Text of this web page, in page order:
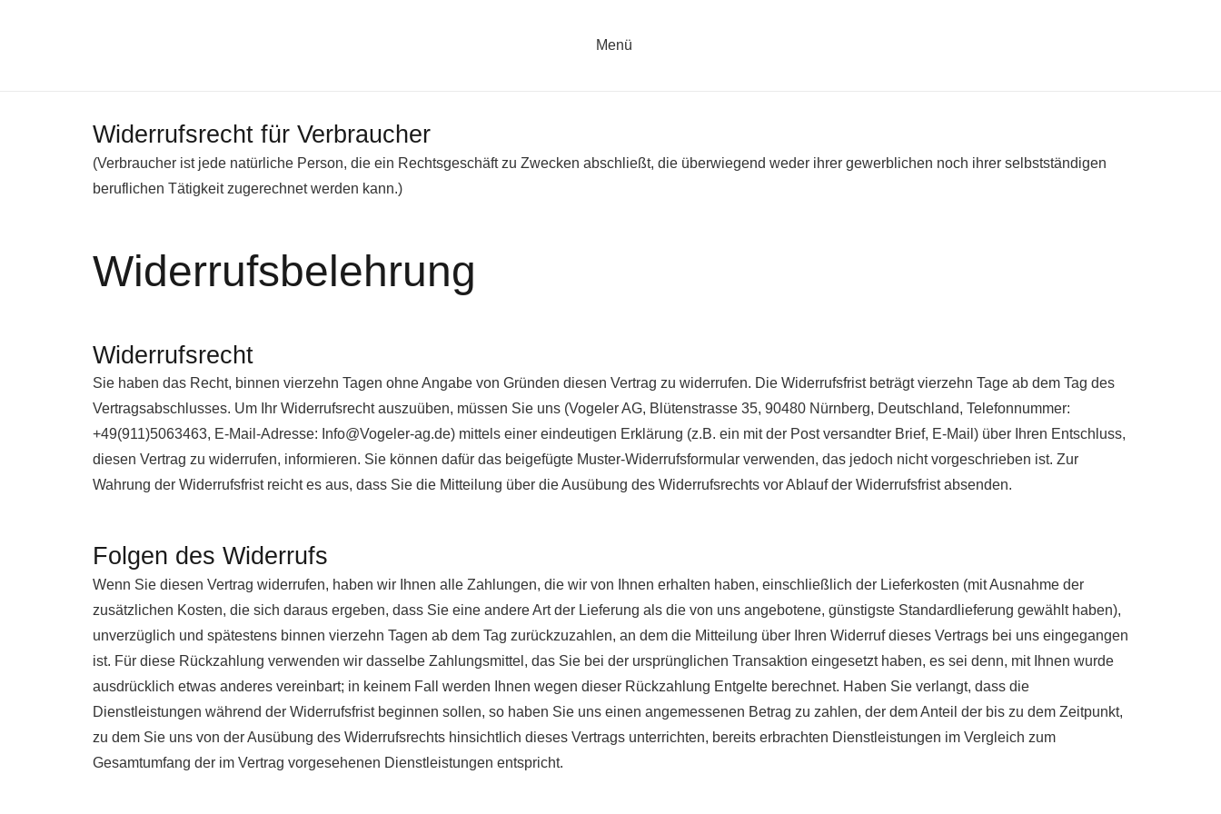
Menü
Widerrufsrecht für Verbraucher
(Verbraucher ist jede natürliche Person, die ein Rechtsgeschäft zu Zwecken abschließt, die überwiegend weder ihrer gewerblichen noch ihrer selbstständigen
beruflichen Tätigkeit zugerechnet werden kann.)
Widerrufsbelehrung
Widerrufsrecht
Sie haben das Recht, binnen vierzehn Tagen ohne Angabe von Gründen diesen Vertrag zu widerrufen. Die Widerrufsfrist beträgt vierzehn Tage ab dem Tag des
Vertragsabschlusses. Um Ihr Widerrufsrecht auszuüben, müssen Sie uns (Vogeler AG, Blütenstrasse 35, 90480 Nürnberg, Deutschland, Telefonnummer:
+49(911)5063463, E-Mail-Adresse: Info@Vogeler-ag.de) mittels einer eindeutigen Erklärung (z.B. ein mit der Post versandter Brief, E-Mail) über Ihren Entschluss,
diesen Vertrag zu widerrufen, informieren. Sie können dafür das beigefügte Muster-Widerrufsformular verwenden, das jedoch nicht vorgeschrieben ist. Zur
Wahrung der Widerrufsfrist reicht es aus, dass Sie die Mitteilung über die Ausübung des Widerrufsrechts vor Ablauf der Widerrufsfrist absenden.
Folgen des Widerrufs
Wenn Sie diesen Vertrag widerrufen, haben wir Ihnen alle Zahlungen, die wir von Ihnen erhalten haben, einschließlich der Lieferkosten (mit Ausnahme der
zusätzlichen Kosten, die sich daraus ergeben, dass Sie eine andere Art der Lieferung als die von uns angebotene, günstigste Standardlieferung gewählt haben),
unverzüglich und spätestens binnen vierzehn Tagen ab dem Tag zurückzuzahlen, an dem die Mitteilung über Ihren Widerruf dieses Vertrags bei uns eingegangen
ist. Für diese Rückzahlung verwenden wir dasselbe Zahlungsmittel, das Sie bei der ursprünglichen Transaktion eingesetzt haben, es sei denn, mit Ihnen wurde
ausdrücklich etwas anderes vereinbart; in keinem Fall werden Ihnen wegen dieser Rückzahlung Entgelte berechnet. Haben Sie verlangt, dass die
Dienstleistungen während der Widerrufsfrist beginnen sollen, so haben Sie uns einen angemessenen Betrag zu zahlen, der dem Anteil der bis zu dem Zeitpunkt,
zu dem Sie uns von der Ausübung des Widerrufsrechts hinsichtlich dieses Vertrags unterrichten, bereits erbrachten Dienstleistungen im Vergleich zum
Gesamtumfang der im Vertrag vorgesehenen Dienstleistungen entspricht.